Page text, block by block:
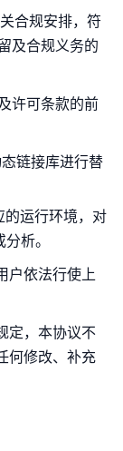
合规安排，符
及合规义务的
许可条款的前
链接库进行替
的运行环境，对
析。
户依法行使上
定，本协议不
何修改、补充